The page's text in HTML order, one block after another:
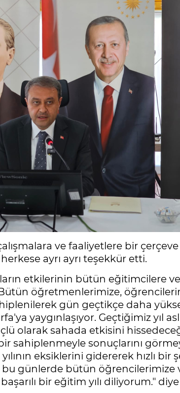
çalışmalara ve faaliyetlere bir
ayrı ayrı teşekkür etti.
etkilerinin bütün eğitimcilere
"Bütün öğretmenlerimize,
gün geçtikçe daha
yaygınlaşıyor. Geçtiğimiz yıl
olarak sahada etkisini
sahiplenmeyle sonuçlarını
eksiklerini gidererek hızlı
bu günlerde bütün öğrencilerimize
bir eğitim yılı diliyorum."